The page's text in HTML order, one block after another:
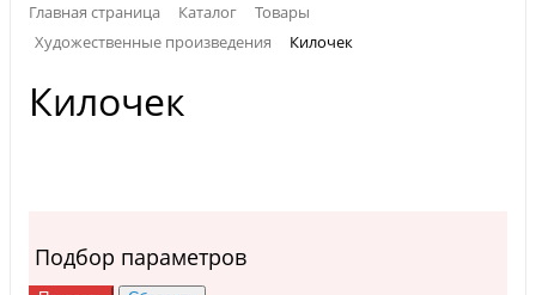
Главная страница Каталог
Товары
Художественные произведения
Килочек
Килочек
Подбор параметров